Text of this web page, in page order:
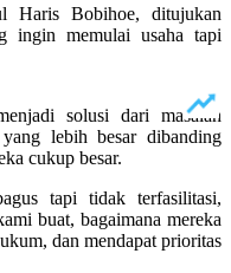
Haris Bobihoe, ditujukan
ingin memulai usaha tapi
solusi dari masalah
lebih besar dibanding
cukup besar.
tapi tidak terfasilitasi,
buat, bagaimana mereka
dan mendapat prioritas